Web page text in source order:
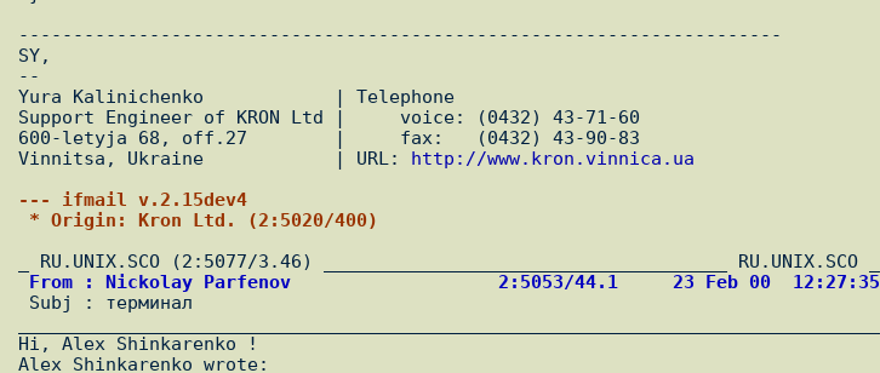
----------------------------------------------------------------------
SY,
--
Yura Kalinichenko            | Telephone
Support Engineer of KRON Ltd |     voice: (0432) 43-71-60
600-letyja 68, off.27        |     fax:   (0432) 43-90-83
Vinnitsa, Ukraine            | URL: http://www.kron.vinnica.ua
--- ifmail v.2.15dev4
* Origin: Kron Ltd. (2:5020/400)
From : Nickolay Parfenov                   2:5053/44.1     23 Feb 00  12:27:35
Hi, Alex Shinkarenko !